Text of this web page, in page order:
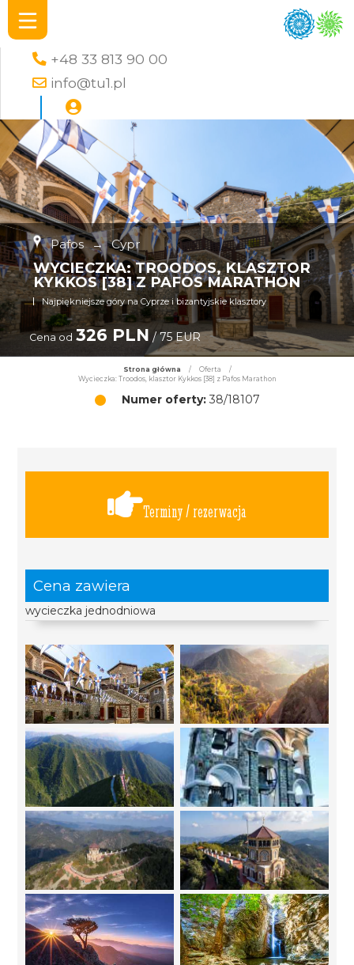
+48 33 813 90 00
info@tu1.pl
Pafos → Cypr
WYCIECZKA: TROODOS, KLASZTOR
KYKKOS [38] Z PAFOS MARATHON
Najpiękniejsze góry na Cyprze i bizantyjskie klasztory
Cena od 326 PLN / 75 EUR
Strona główna / Oferta
/
Wycieczka: Troodos, klasztor Kykkos [38] z Pafos Marathon
Numer oferty:38/18107
Terminy / rezerwacja
Cena zawiera
wycieczka jednodniowa